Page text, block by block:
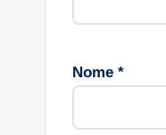
Nome *